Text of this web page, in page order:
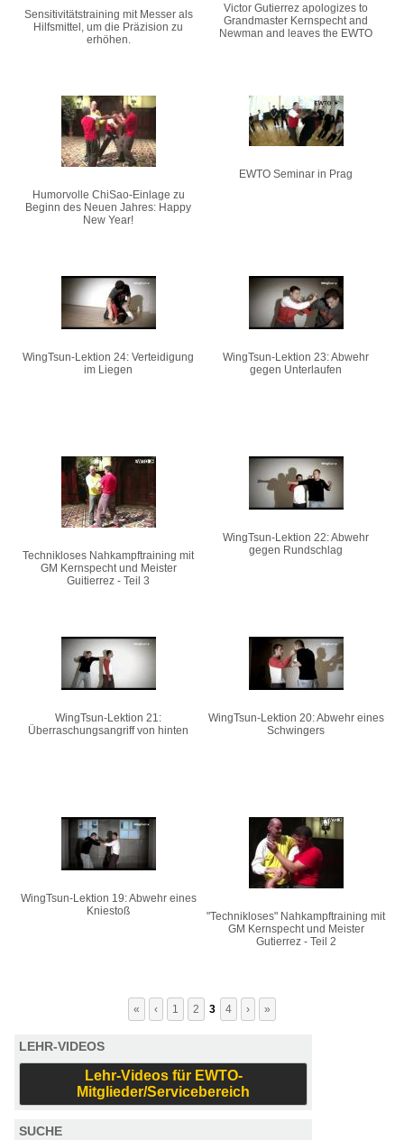
Sensitivitätstraining mit Messer als
Hilfsmittel, um die Präzision zu
erhöhen.
Victor Gutierrez apologizes to
Grandmaster Kernspecht and
Newman and leaves the EWTO
Humorvolle ChiSao-Einlage zu
Beginn des Neuen Jahres: Happy
New Year!
EWTO Seminar in Prag
WingTsun-Lektion 24: Verteidigung
im Liegen
WingTsun-Lektion 23: Abwehr
gegen Unterlaufen
Technikloses Nahkampftraining mit
GM Kernspecht und Meister
Guitierrez - Teil 3
WingTsun-Lektion 22: Abwehr
gegen Rundschlag
WingTsun-Lektion 21:
Überraschungsangriff von hinten
WingTsun-Lektion 20: Abwehr eines
Schwingers
WingTsun-Lektion 19: Abwehr eines
Kniestoß
"Technikloses" Nahkampftraining mit
GM Kernspecht und Meister
Gutierrez - Teil 2
« ‹ 1 2 3 4 › »
LEHR-VIDEOS
Lehr-Videos für EWTO-
Mitglieder/Servicebereich
SUCHE